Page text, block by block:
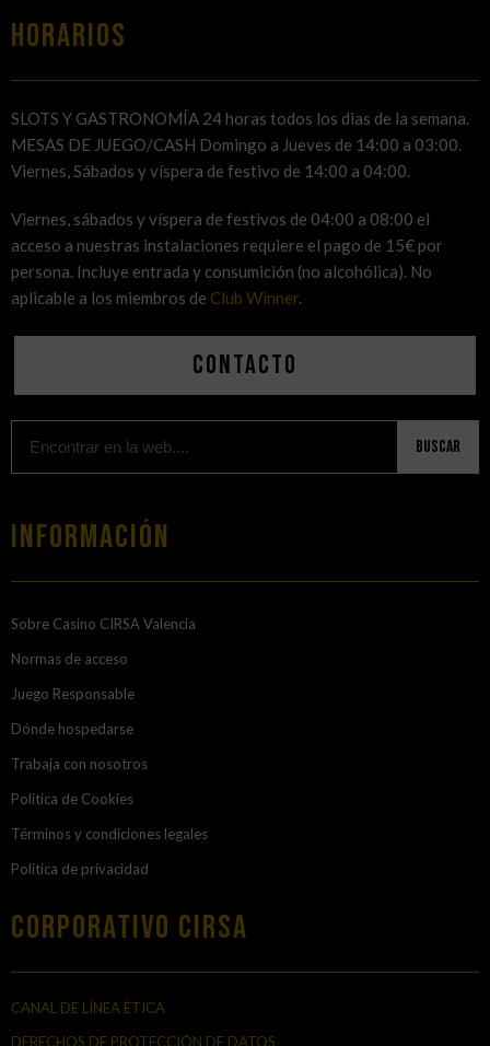
HORARIOS
SLOTS Y GASTRONOMÍA 24 horas todos los dias de la semana.
MESAS DE JUEGO/CASH Domingo a Jueves de 14:00 a 03:00.
Viernes, Sábados y víspera de festivo de 14:00 a 04:00.
Viernes, sábados y víspera de festivos de 04:00 a 08:00 el
acceso a nuestras instalaciones requiere el pago de 15€ por
persona. Incluye entrada y consumición (no alcohólica). No
aplicable a los miembros de Club Winner.
Contacto
Buscar
Información
Sobre Casino CIRSA Valencia
Normas de acceso
Juego Responsable
Dónde hospedarse
Trabaja con nosotros
Política de Cookies
Términos y condiciones legales
Política de privacidad
Corporativo Cirsa
CANAL DE LÍNEA ÉTICA
DERECHOS DE PROTECCIÓN DE DATOS